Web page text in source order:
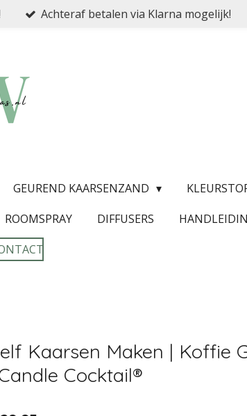
Achteraf betalen via Klarna mogelijk!
GEUREND KAARSENZAND
ROOMSPRAY DIFFUSERS
Kaarsen Maken | Koffie
Cocktail®